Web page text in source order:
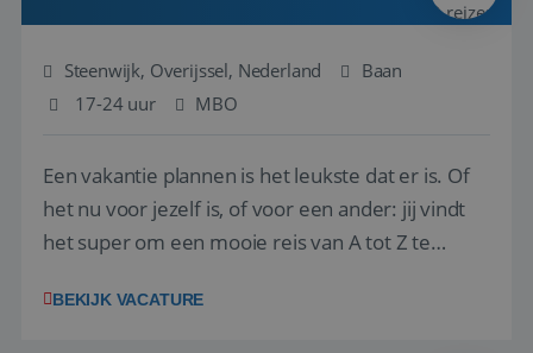
Steenwijk, Overijssel, Nederland
Baan
17-24 uur
MBO
Een vakantie plannen is het leukste dat er is. Of
het nu voor jezelf is, of voor een ander: jij vindt
het super om een mooie reis van A tot Z te
vakantiegangers de meest prachtige plekjes op
BEKIJK VACATURE